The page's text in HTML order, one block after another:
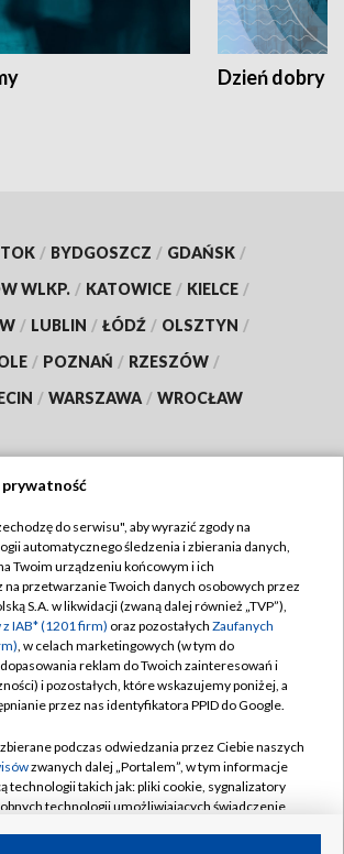
Dzień dobry
/ BYDGOSZCZ / GDAŃSK /
WLKP. / KATOWICE / KIELCE /
/ LUBLIN / ŁÓDŹ / OLSZTYN /
/ POZNAŃ / RZESZÓW /
/ WARSZAWA / WROCŁAW
TVP
TVP
Cyfrowa
Regulamin TVP
Polityka prywatności
Moje zgody
Pomoc
Kontakt
Kanały
prywatność
do serwisu", aby wyrazić zgody na
automatycznego śledzenia i zbierania danych,
Twoim urządzeniu końcowym i ich
przetwarzanie Twoich danych osobowych przez
S.A. w likwidacji (zwaną dalej również „TVP”),
IAB* (1201 firm) oraz pozostałych Zaufanych
, w celach marketingowych (w tym do
reklam do Twoich zainteresowań i
i pozostałych, które wskazujemy poniżej, a
przez nas identyfikatora PPID do Google.
podczas odwiedzania przez Ciebie naszych
zwanych dalej „Portalem”, w tym informacje
technologii takich jak: pliki cookie, sygnalizatory
technologii umożliwiających świadczenie